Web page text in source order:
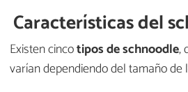
Características del
Existen cincotipos de schnoodle,
varían dependiendo del tamaño de